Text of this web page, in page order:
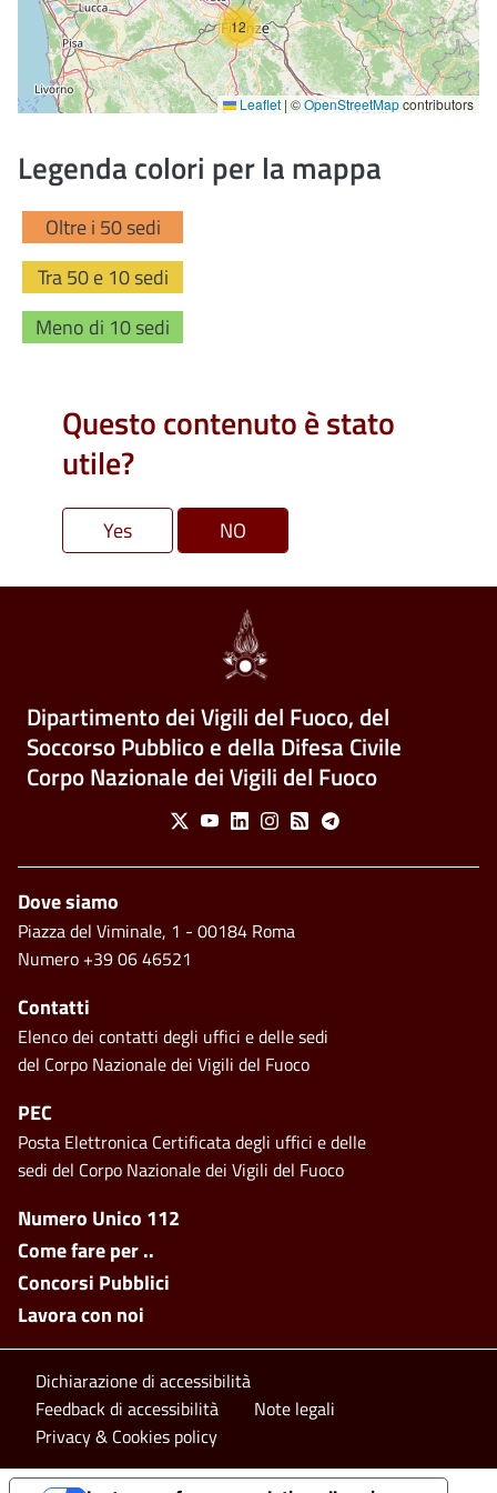
12
Leaflet | ©OpenStreetMapcontributors
Legenda colori per la mappa
Oltre i 50 sedi
Tra 50 e 10 sedi
Meno di 10 sedi
Questo contenuto è stato
utile?
Dipartimento dei Vigili del Fuoco, del
Soccorso Pubblico e della Difesa Civile
Corpo Nazionale dei Vigili del Fuoco
Social Menu
X YoutubeLinkedinInstagram
Feed Telegram
Footer side menu
Numero Unico 112
Come fare per ..
Concorsi Pubblici
Lavora con noi
Piè di pagina
Dove siamo
Piazza del Viminale, 1 - 00184 Roma
Numero +39 06 46521
Contatti
Elenco dei contatti degli uffici e delle sedi
del Corpo Nazionale dei Vigili del Fuoco
PEC
Posta Elettronica Certificata degli uffici e delle
sedi del Corpo Nazionale dei Vigili del Fuoco
Footer bottom
Dichiarazione di accessibilità
Feedback di accessibilità
Note legali
Privacy & Cookies policy